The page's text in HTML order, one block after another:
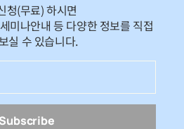
청(무료) 하시면
미나안내 등 다양한 정보를 직접
실 수 있습니다.
Subscribe